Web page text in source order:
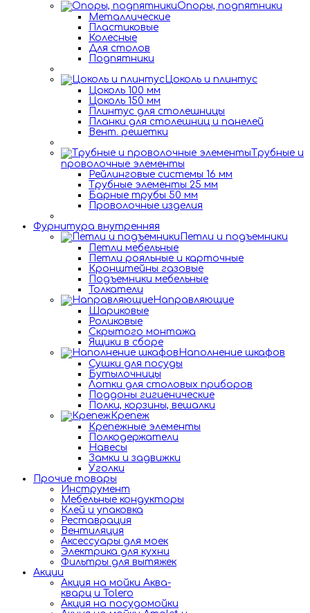
Опоры, подпятники
Металлические
Пластиковые
Колесные
Для столов
Подпятники
Цоколь и плинтус
Цоколь 100 мм
Цоколь 150 мм
Плинтус для столешницы
Планки для столешниц и панелей
Вент. решетки
Трубные и
проволочные элементы
Рейлинговые системы 16 мм
Трубные элементы 25 мм
Барные трубы 50 мм
Проволочные изделия
Фурнитура внутренняя
Петли и подъемники
Петли мебельные
Петли рояльные и карточные
Кронштейны газовые
Подъемники мебельные
Толкатели
Направляющие
Шариковые
Роликовые
Скрытого монтажа
Ящики в сборе
Наполнение шкафов
Сушки для посуды
Бутылочницы
Лотки для столовых приборов
Поддоны гигиенические
Полки, корзины, вешалки
Крепеж
Крепежные элементы
Полкодержатели
Навесы
Замки и задвижки
Уголки
Прочие товары
Инструмент
Мебельные кондукторы
Клей и упаковка
Реставрация
Вентиляция
Аксессуары для моек
Электрика для кухни
Фильтры для вытяжек
Акции
Акция на мойки Аква-
кварц и Tolero
Акция на посудомойки